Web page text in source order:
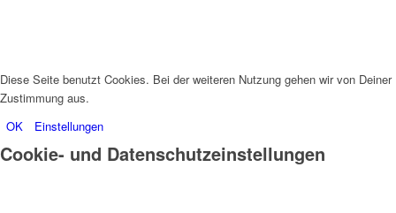
Diese Seite benutzt Cookies. Bei der weiteren Nutzung gehen wir von Deiner
Zustimmung aus.
OK
Einstellungen
Cookie- und Datenschutzeinstellungen